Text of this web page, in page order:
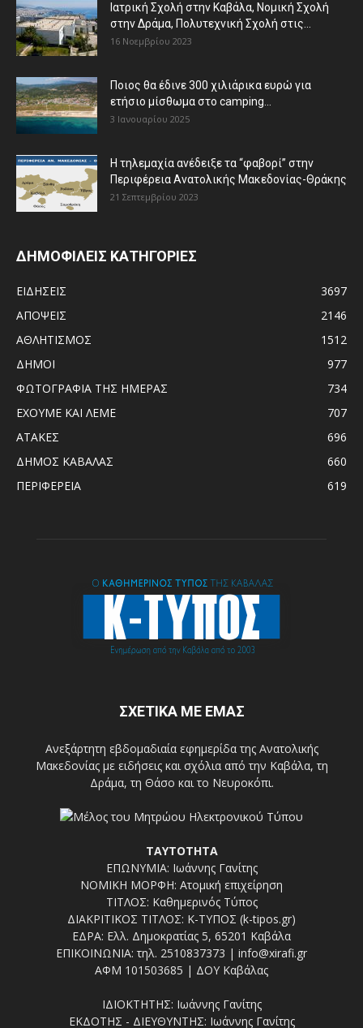
Ιατρική Σχολή στην Καβάλα, Νομική Σχολή
στην Δράμα, Πολυτεχνική Σχολή στις...
16 Νοεμβρίου 2023
Ποιος θα έδινε 300 χιλιάρικα ευρώ για
ετήσιο μίσθωμα στο camping...
3 Ιανουαρίου 2025
Η τηλεμαχία ανέδειξε τα “φαβορί” στην
Περιφέρεια Ανατολικής Μακεδονίας-Θράκης
21 Σεπτεμβρίου 2023
ΔΗΜΟΦΙΛΕΙΣ ΚΑΤΗΓΟΡΙΕΣ
ΕΙΔΗΣΕΙΣ
3697
ΑΠΟΨΕΙΣ
2146
ΑΘΛΗΤΙΣΜΟΣ
1512
ΔΗΜΟΙ
977
ΦΩΤΟΓΡΑΦΙΑ ΤΗΣ ΗΜΕΡΑΣ
734
ΕΧΟΥΜΕ ΚΑΙ ΛΕΜΕ
707
ΑΤΑΚΕΣ
696
ΔΗΜΟΣ ΚΑΒΑΛΑΣ
660
ΠΕΡΙΦΕΡΕΙΑ
619
ΣΧΕΤΙΚΑ ΜΕ ΕΜΑΣ
Ανεξάρτητη εβδομαδιαία εφημερίδα της Ανατολικής
Μακεδονίας με ειδήσεις και σχόλια από την Καβάλα, τη
Δράμα, τη Θάσο και το Νευροκόπι.
ΤΑΥΤΟΤΗΤΑ
ΕΠΩΝΥΜΙΑ: Ιωάννης Γανίτης
ΝΟΜΙΚΗ ΜΟΡΦΗ: Ατομική επιχείρηση
ΤΙΤΛΟΣ: Καθημερινός Τύπος
ΔΙΑΚΡΙΤΙΚΟΣ ΤΙΤΛΟΣ: Κ-ΤΥΠΟΣ (k-tipos.gr)
ΕΔΡΑ: Ελλ. Δημοκρατίας 5, 65201 Καβάλα
ΕΠΙΚΟΙΝΩΝΙΑ: τηλ. 2510837373 | info@xirafi.gr
ΑΦΜ 101503685 | ΔΟΥ Καβάλας
ΙΔΙΟΚΤΗΤΗΣ: Ιωάννης Γανίτης
ΕΚΔΟΤΗΣ - ΔΙΕΥΘΥΝΤΗΣ: Ιωάννης Γανίτης